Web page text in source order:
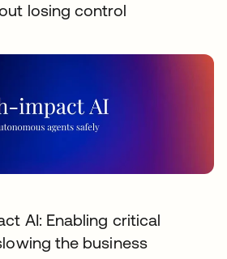
losing control
AI: Enabling critical
the business